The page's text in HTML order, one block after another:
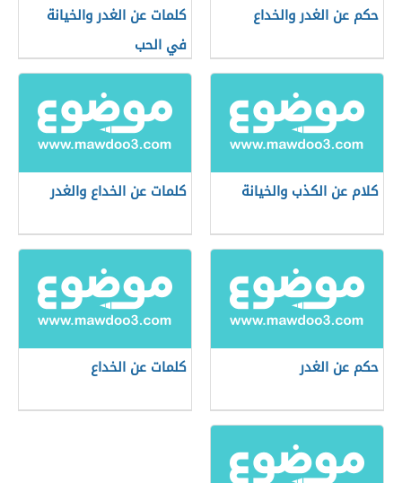
حكم عن الغدر والخداع
كلمات عن الغدر والخيانة
في الحب
كلام عن الكذب والخيانة كلمات عن الخداع والغدر
حكم عن الغدر كلمات عن الخداع